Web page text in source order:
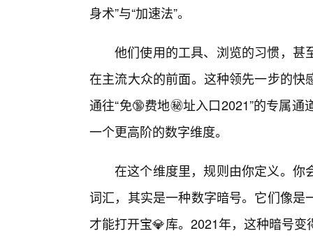
身术”与“加速法”。
他们使用的工具、浏览的习惯，甚
在主流大众的前面。这种领先一步的
通往“免🔞费地㊙️址入口2021”的专属
一个更高阶的数字维度。
在这个维度里，规则由你定义。你
词汇，其实是一种数字暗号。它们像
才能打开宝💎库。2021年，这种暗号